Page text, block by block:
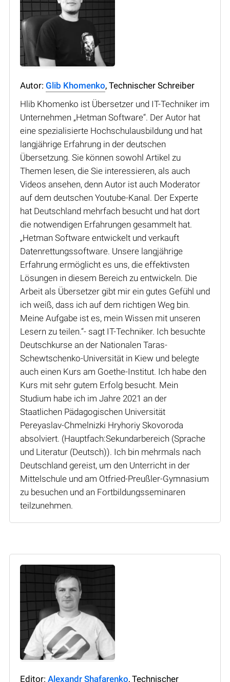
Autor: Glib Khomenko, Technischer Schreiber
Hlib Khomenko ist Übersetzer und IT-Techniker im
Unternehmen „Hetman Software“. Der Autor hat
eine spezialisierte Hochschulausbildung und hat
langjährige Erfahrung in der deutschen
Übersetzung. Sie können sowohl Artikel zu
Themen lesen, die Sie interessieren, als auch
Videos ansehen, denn Autor ist auch Moderator
auf dem deutschen Youtube-Kanal. Der Experte
hat Deutschland mehrfach besucht und hat dort
die notwendigen Erfahrungen gesammelt hat.
„Hetman Software entwickelt und verkauft
Datenrettungssoftware. Unsere langjährige
Erfahrung ermöglicht es uns, die effektivsten
Lösungen in diesem Bereich zu entwickeln. Die
Arbeit als Übersetzer gibt mir ein gutes Gefühl und
ich weiß, dass ich auf dem richtigen Weg bin.
Meine Aufgabe ist es, mein Wissen mit unseren
Lesern zu teilen.“- sagt IT-Techniker. Ich besuchte
Deutschkurse an der Nationalen Taras-
Schewtschenko-Universität in Kiew und belegte
auch einen Kurs am Goethe-Institut. Ich habe den
Kurs mit sehr gutem Erfolg besucht. Mein
Studium habe ich im Jahre 2021 an der
Staatlichen Pädagogischen Universität
Pereyaslav-Chmelnizki Hryhoriy Skovoroda
absolviert. (Hauptfach:Sekundarbereich (Sprache
und Literatur (Deutsch)). Ich bin mehrmals nach
Deutschland gereist, um den Unterricht in der
Mittelschule und am Otfried-Preußler-Gymnasium
zu besuchen und an Fortbildungsseminaren
teilzunehmen.
Editor: Alexandr Shafarenko, Technischer